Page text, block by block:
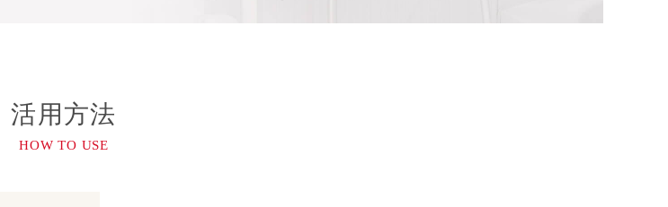
活用方法
HOW TO USE